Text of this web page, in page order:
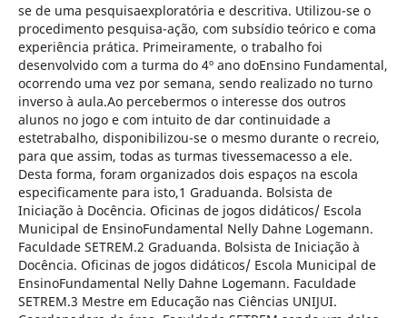
se de uma pesquisaexploratória e descritiva. Utilizou-se o
procedimento pesquisa-ação, com subsídio teórico e coma
experiência prática. Primeiramente, o trabalho foi
desenvolvido com a turma do 4º ano doEnsino Fundamental,
ocorrendo uma vez por semana, sendo realizado no turno
inverso à aula.Ao percebermos o interesse dos outros
alunos no jogo e com intuito de dar continuidade a
estetrabalho, disponibilizou-se o mesmo durante o recreio,
para que assim, todas as turmas tivessemacesso a ele.
Desta forma, foram organizados dois espaços na escola
especificamente para isto,1 Graduanda. Bolsista de
Iniciação à Docência. Oficinas de jogos didáticos/ Escola
Municipal de EnsinoFundamental Nelly Dahne Logemann.
Faculdade SETREM.2 Graduanda. Bolsista de Iniciação à
Docência. Oficinas de jogos didáticos/ Escola Municipal de
EnsinoFundamental Nelly Dahne Logemann. Faculdade
SETREM.3 Mestre em Educação nas Ciências UNIJUI.